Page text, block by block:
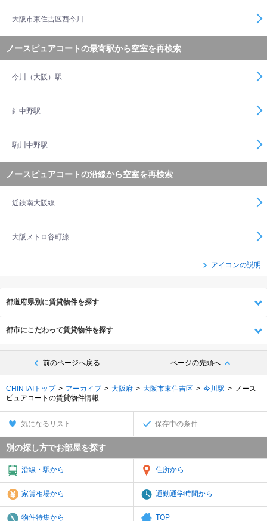
大阪市東住吉区西今川
ノースピュアコートの最寄駅から空室を再検索
今川（大阪）駅
針中野駅
駒川中野駅
ノースピュアコートの沿線から空室を再検索
近鉄南大阪線
大阪メトロ谷町線
アイコンの説明
都道府県別に賃貸物件を探す
都市にこだわって賃貸物件を探す
前のページへ戻る ページの先頭へ
CHINTAIトップ アーカイブ 大阪府 大阪市東住吉区 今川駅
ノース
ピュアコートの賃貸物件情報
気になるリスト 保存中の条件
別の探し方でお部屋を探す
沿線・駅から 住所から
家賃相場から 通勤通学時間から
物件特集から TOP